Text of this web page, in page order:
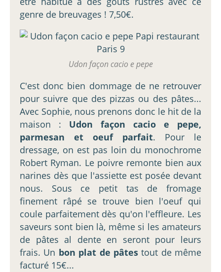
genre de breuvages ! 7,50€.
Udon façon cacio e pepe
C'est donc bien dommage de ne retrouver
pour suivre que des pizzas ou des pâtes...
Avec Sophie, nous prenons donc le hit de la
maison : Udon façon cacio e pepe,
parmesan et oeuf parfait. Pour le
dressage, on est pas loin du monochrome
Robert Ryman. Le poivre remonte bien aux
narines dès que l'assiette est posée devant
nous. Sous ce petit tas de fromage
finement râpé se trouve bien l'oeuf qui
coule parfaitement dès qu'on l'effleure. Les
saveurs sont bien là, même si les amateurs
de pâtes al dente en seront pour leurs
frais. Un bon plat de pâtestout de même
facturé 15€...